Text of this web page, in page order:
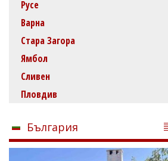
Русе
Варна
Стара Загора
Ямбол
Сливен
Пловдив
България